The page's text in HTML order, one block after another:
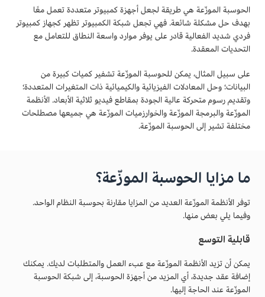
الحوسبة الموزّعة هي طريقة لجعل أجهزة كمبيوتر متعددة تعمل معًا
بهدف حل مشكلة شائعة. فهي تجعل شبكة الكمبيوتر تظهر كجهاز كمبيوتر
فردي شديد الفعالية قادر على يوفر موارد واسعة النطاق للتعامل مع
التحديات المعقدة.
على سبيل المثال، يمكن للحوسبة الموزّعة تشفير كميات كبيرة من
البيانات؛ وحل المعادلات الفيزيائية والكيميائية ذات المتغيرات المتعددة؛
وتقديم رسوم متحركة عالية الجودة بمقاطع فيديو ثلاثية الأبعاد. الأنظمة
الموزّعة والبرمجة الموزّعة والخوارزميات الموزّعة هي جميعها مصطلحات
مختلفة تشير إلى الحوسبة الموزّعة.
ما مزايا الحوسبة الموزّعة؟
توفر الأنظمة الموزّعة العديد من المزايا مقارنة بحوسبة النظام الواحد.
وفيما يلي بعض منها.
قابلية التوسع
يمكن أن تزيد الأنظمة الموزّعة مع عبء العمل والمتطلبات لديك. يمكنك
إضافة عقد جديدة، أي المزيد من أجهزة الحوسبة، إلى شبكة الحوسبة
الموزّعة عند الحاجة إليها.